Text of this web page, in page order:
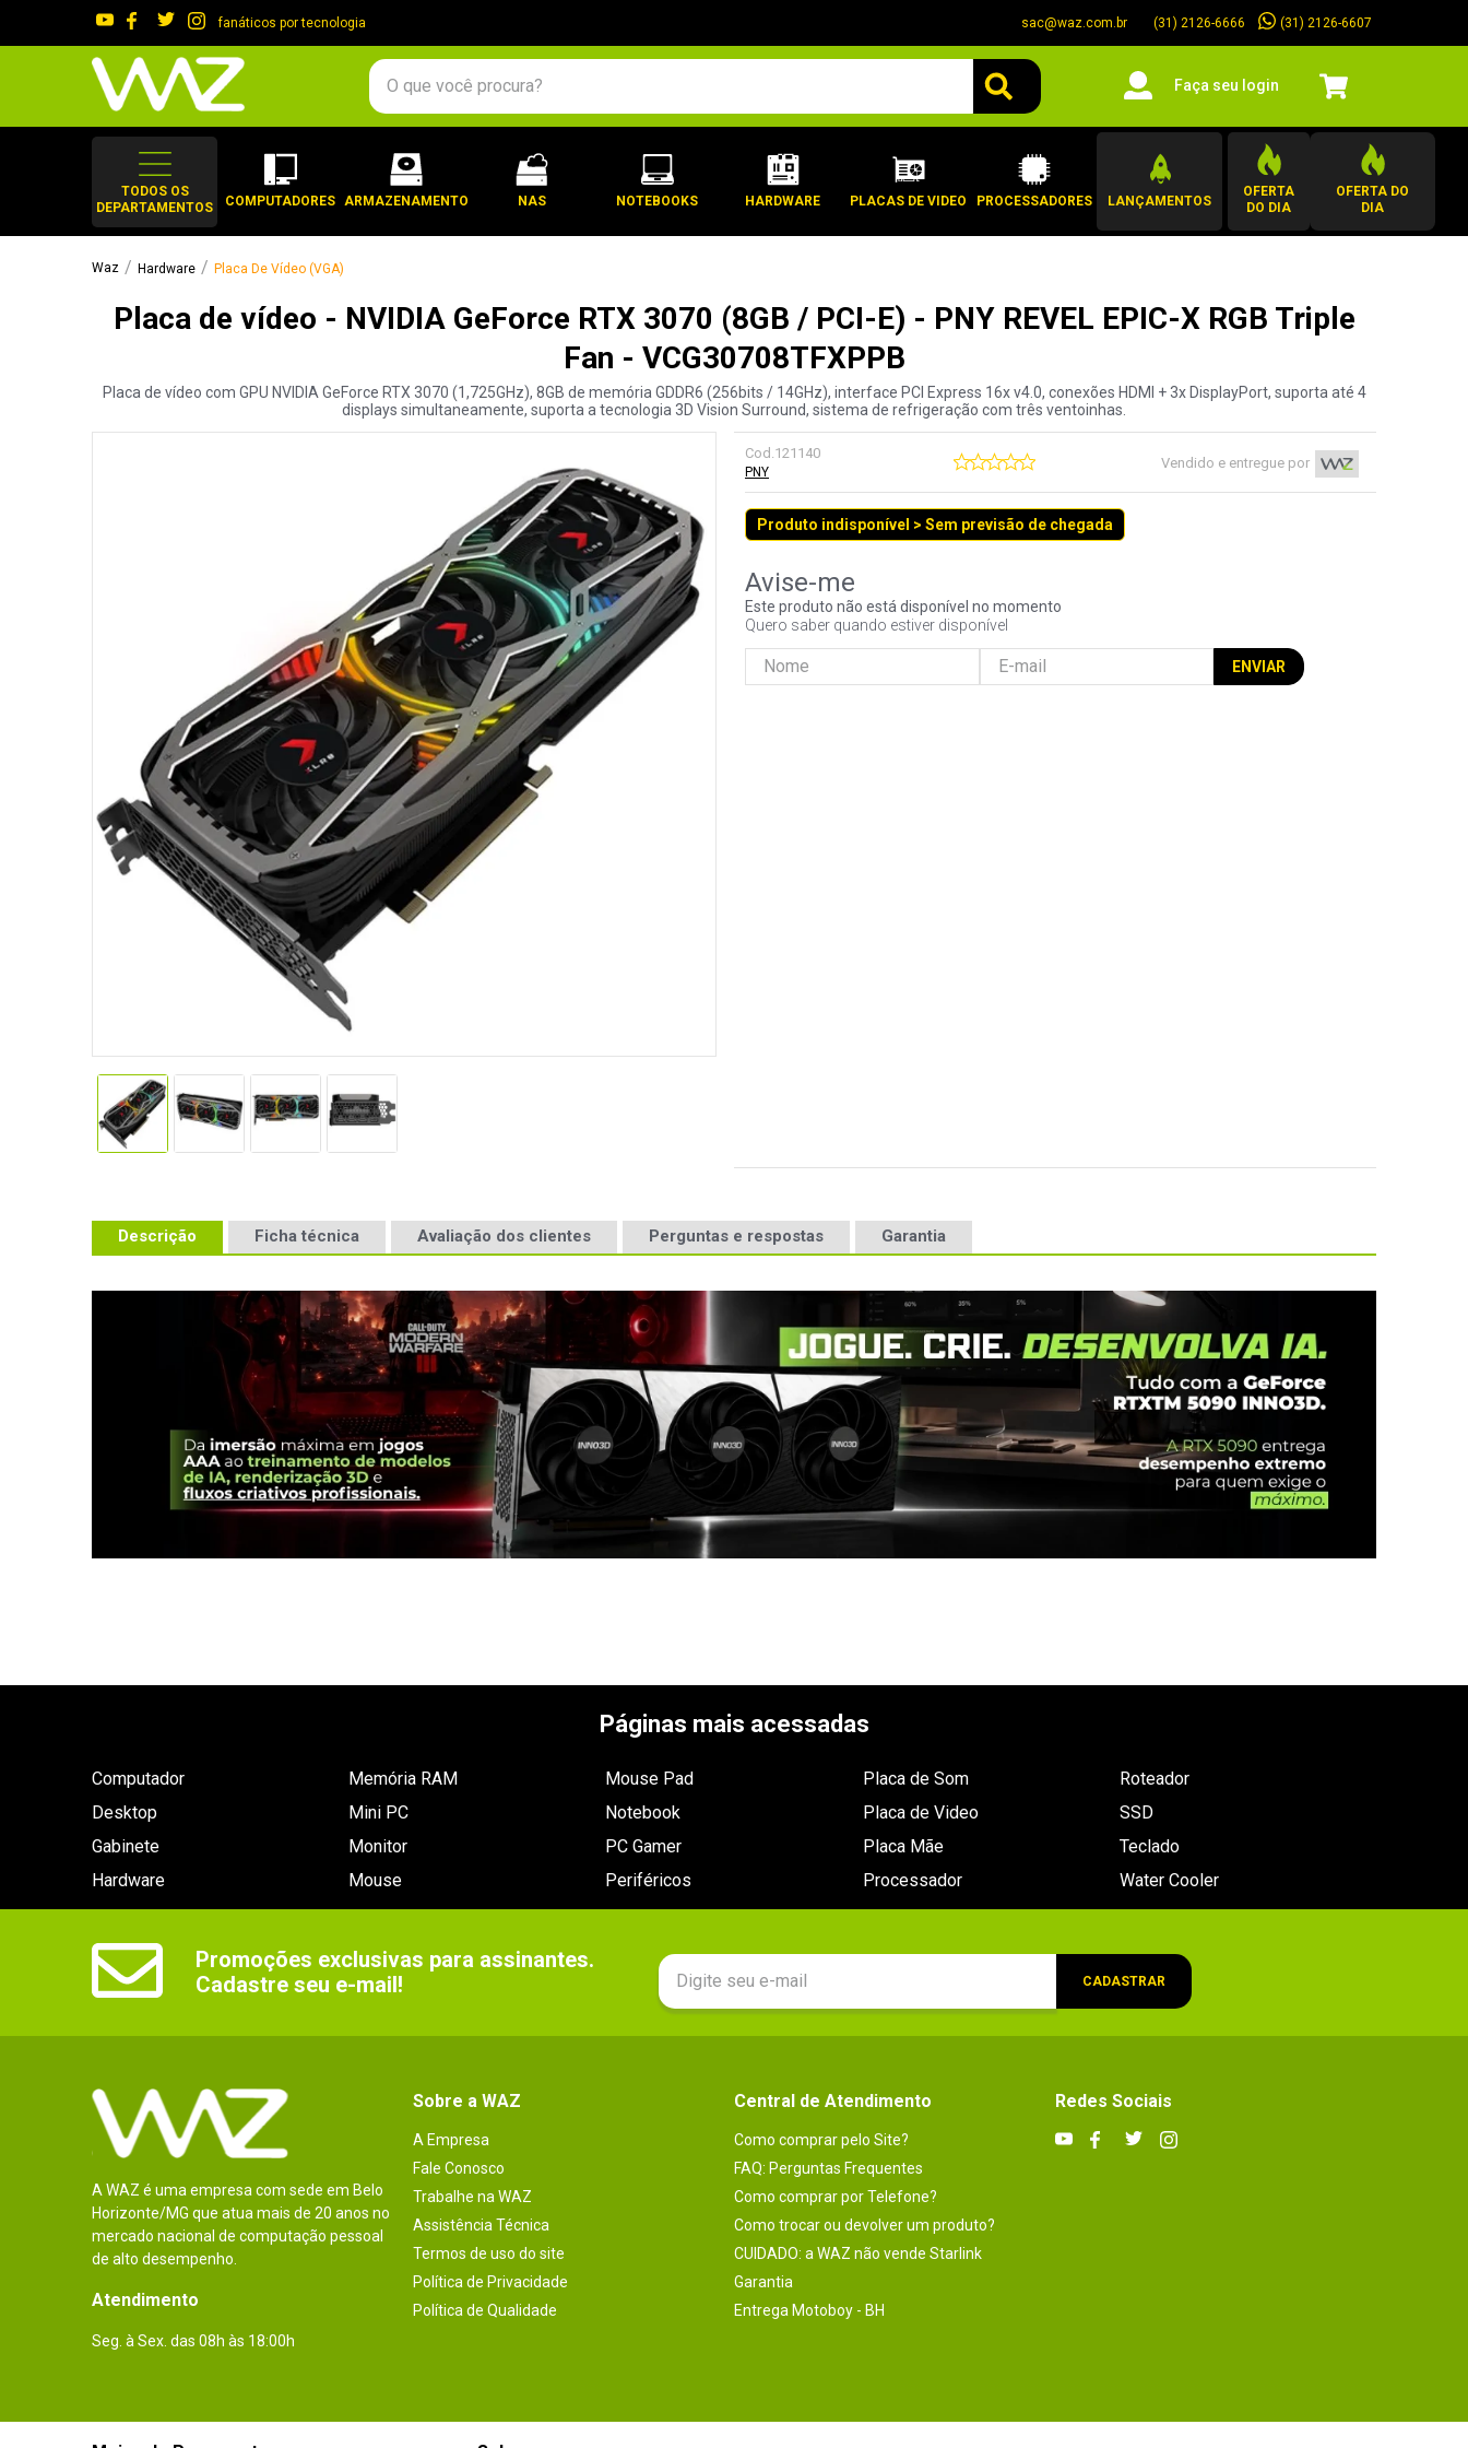
fanáticos por tecnologia sac@waz.com.br (31) 2126-6666 (31) 2126-6607
O que você procura?
Faça seu login
TODOS OS
DEPARTAMENTOS
COMPUTADORES ARMAZENAMENTO NAS NOTEBOOKS HARDWARE PLACAS DE VIDEO PROCESSADORES LANÇAMENTOS
OFERTA
DO DIA
OFERTA DO
DIA
Hardware Placa De Vídeo (VGA)
Placa de vídeo - NVIDIA GeForce RTX 3070 (8GB / PCI-E) - PNY REVEL EPIC-X RGB Triple
Fan - VCG30708TFXPPB
Placa de vídeo com GPU NVIDIA GeForce RTX 3070 (1,725GHz), 8GB de memória GDDR6 (256bits / 14GHz), interface PCI Express 16x v4.0, conexões HDMI + 3x DisplayPort, suporta até 4
displays simultaneamente, suporta a tecnologia 3D Vision Surround, sistema de refrigeração com três ventoinhas.
Cod.121140
PNY
Vendido e entregue por
Produto indisponível > Sem previsão de chegada
Este produto não está disponível no momento
Quero saber quando estiver disponível
ENVIAR
Descrição Ficha técnica Avaliação dos clientes Perguntas e respostas Garantia
Páginas mais acessadas
Computador
Desktop
Gabinete
Hardware
Memória RAM
Mini PC
Monitor
Mouse
Mouse Pad
Notebook
PC Gamer
Periféricos
Placa de Som
Placa de Video
Placa Mãe
Processador
Roteador
SSD
Teclado
Water Cooler
Promoções exclusivas para assinantes.
Cadastre seu e-mail!
CADASTRAR
A WAZ é uma empresa com sede em Belo
Horizonte/MG que atua mais de 20 anos no
mercado nacional de computação pessoal
de alto desempenho.
Atendimento
Seg. à Sex. das 08h às 18:00h
Sobre a WAZ
A Empresa
Fale Conosco
Trabalhe na WAZ
Assistência Técnica
Termos de uso do site
Política de Privacidade
Política de Qualidade
Central de Atendimento
Como comprar pelo Site?
FAQ: Perguntas Frequentes
Como comprar por Telefone?
Como trocar ou devolver um produto?
CUIDADO: a WAZ não vende Starlink
Garantia
Entrega Motoboy - BH
Redes Sociais
gabinete
2º
keychron
5º
openbox
7º
mouse
ventoinha